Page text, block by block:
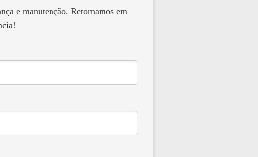
e manutenção. Retornamos em